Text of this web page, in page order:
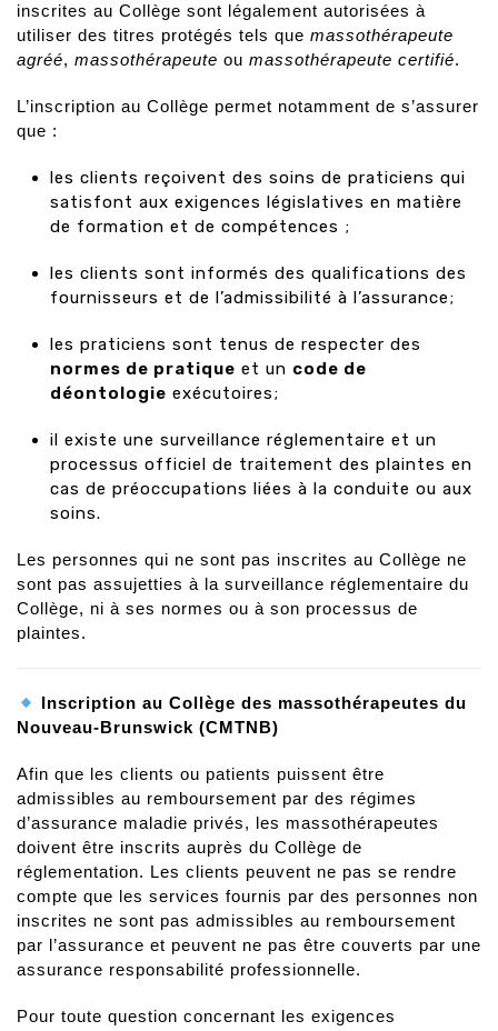
inscrites au Collège sont légalement autorisées à
utiliser des titres protégés tels que massothérapeute
agréé, massothérapeute ou massothérapeute certifié.
L’inscription au Collège permet notamment de s’assurer
que :
les clients reçoivent des soins de praticiens qui
satisfont aux exigences législatives en matière
de formation et de compétences ;
les clients sont informés des qualifications des
fournisseurs et de l’admissibilité à l’assurance;
les praticiens sont tenus de respecter des
normes de pratique et un code de
déontologie exécutoires;
il existe une surveillance réglementaire et un
processus officiel de traitement des plaintes en
cas de préoccupations liées à la conduite ou aux
soins.
Les personnes qui ne sont pas inscrites au Collège ne
sont pas assujetties à la surveillance réglementaire du
Collège, ni à ses normes ou à son processus de
plaintes.
Inscription au Collège des massothérapeutes du
Nouveau-Brunswick (CMTNB)
Afin que les clients ou patients puissent être
admissibles au remboursement par des régimes
d’assurance maladie privés, les massothérapeutes
doivent être inscrits auprès du Collège de
réglementation. Les clients peuvent ne pas se rendre
compte que les services fournis par des personnes non
inscrites ne sont pas admissibles au remboursement
par l’assurance et peuvent ne pas être couverts par une
assurance responsabilité professionnelle.
Pour toute question concernant les exigences